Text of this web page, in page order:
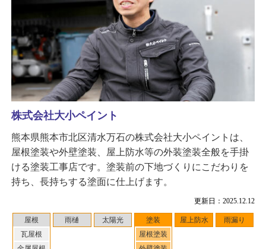
更新日：2025.12.12
屋根
瓦屋根
雨樋 太陽光
塗装
屋根塗装
屋上防水 雨漏り
株式会社大小ペイント
熊本県熊本市北区清水万石の株式会社大小ペイントは、
屋根塗装や外壁塗装、屋上防水等の外装塗装全般を手掛
ける塗装工事店です。塗装前の下地づくりにこだわりを
持ち、長持ちする塗面に仕上げます。